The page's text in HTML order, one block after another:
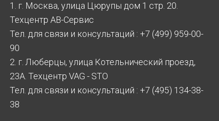
1. г. Москва, улица Цюрупы дом 1 стр. 20.
Техцентр АВ-Сервис
Тел. для связи и консультаций : +7 (499) 959-00-
90
2. г. Люберцы, улица Котельнический проезд,
23А. Техцентр VAG - STO
Тел. для связи и консультаций : +7 (495) 134-38-
38